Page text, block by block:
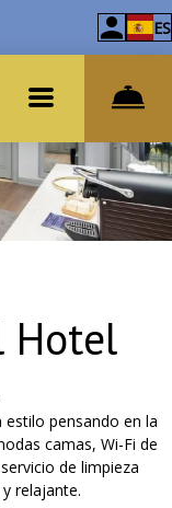
ES
Hotel
pensando en la
camas, Wi-Fi de
de limpieza
relajante.